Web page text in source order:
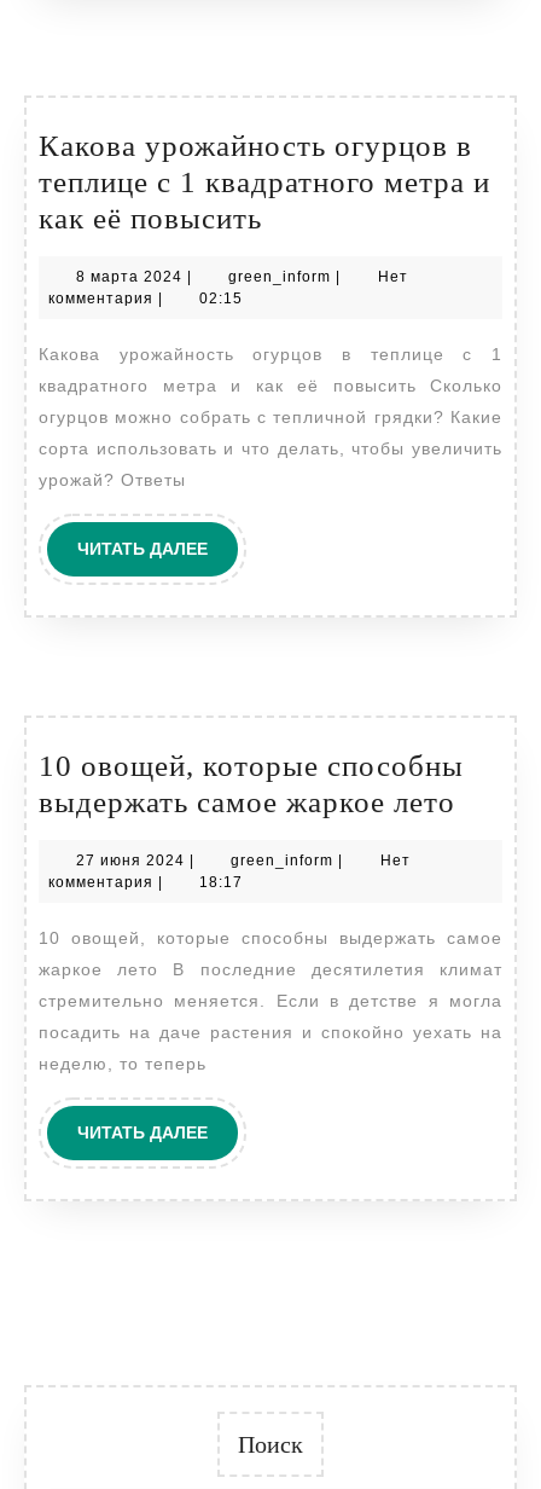
Какова урожайность огурцов в
теплице с 1 квадратного метра и
как её повысить
огурцов
теплице
с
1
её
8 марта 2024 8
марта
| green_inform green_inform
|
Нет
комментария | 02:15
Какова урожайность огурцов в теплице с 1
квадратного метра и как её повысить Сколько
огурцов можно собрать с тепличной грядки? Какие
сорта использовать и что делать, чтобы увеличить
урожай? Ответы
ЧИТАТЬ ДАЛЕЕЧИТАТЬ
ДАЛЕЕ
10 овощей, которые способны
выдержать самое жаркое лето
самое
лето
27 июня 2024 27
июня
green_inform green_inform
Нет
комментария
18:17
10 овощей, которые способны выдержать самое
жаркое лето В последние десятилетия климат
стремительно меняется. Если в детстве я могла
посадить на даче растения и спокойно уехать на
неделю, то теперь
ЧИТАТЬ ДАЛЕЕЧИТАТЬ
ДАЛЕЕ
Поиск